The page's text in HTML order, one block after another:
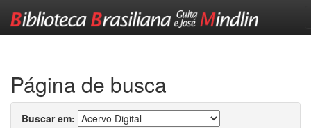
Página de busca
Buscar em: